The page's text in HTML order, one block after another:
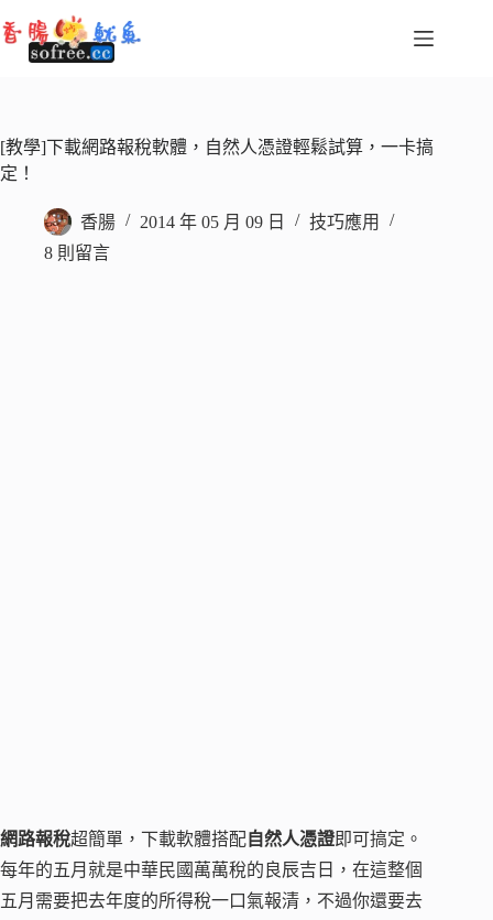
至
容
[教學]下載網路報稅軟體，自然人憑證輕鬆試算，一卡搞
定！
香腸 2014 年 05 月 09 日
技巧應用
8 則留言
網路報稅超簡單，下載軟體搭配自然人憑證即可搞定。
每年的五月就是中華民國萬萬稅的良辰吉日，在這整個
五月需要把去年度的所得稅一口氣報清，不過你還要去